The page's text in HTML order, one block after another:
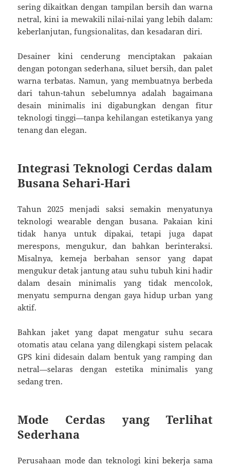
sering dikaitkan dengan tampilan bersih dan warna
netral, kini ia mewakili nilai-nilai yang lebih dalam:
keberlanjutan, fungsionalitas, dan kesadaran diri.
Desainer kini cenderung menciptakan pakaian
dengan potongan sederhana, siluet bersih, dan palet
warna terbatas. Namun, yang membuatnya berbeda
dari tahun-tahun sebelumnya adalah bagaimana
desain minimalis ini digabungkan dengan fitur
teknologi tinggi—tanpa kehilangan estetikanya yang
tenang dan elegan.
Integrasi Teknologi Cerdas dalam
Busana Sehari-Hari
Tahun 2025 menjadi saksi semakin menyatunya
teknologi wearable dengan busana. Pakaian kini
tidak hanya untuk dipakai, tetapi juga dapat
merespons, mengukur, dan bahkan berinteraksi.
Misalnya, kemeja berbahan sensor yang dapat
mengukur detak jantung atau suhu tubuh kini hadir
dalam desain minimalis yang tidak mencolok,
menyatu sempurna dengan gaya hidup urban yang
aktif.
Bahkan jaket yang dapat mengatur suhu secara
otomatis atau celana yang dilengkapi sistem pelacak
GPS kini didesain dalam bentuk yang ramping dan
netral—selaras dengan estetika minimalis yang
sedang tren.
Mode Cerdas yang Terlihat
Sederhana
Perusahaan mode dan teknologi kini bekerja sama